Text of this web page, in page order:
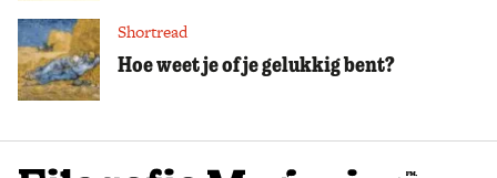
Shortread
Hoe weet je of je gelukkig bent?